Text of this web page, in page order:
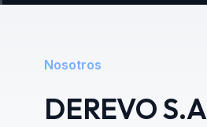
Nosotros
DEREVO